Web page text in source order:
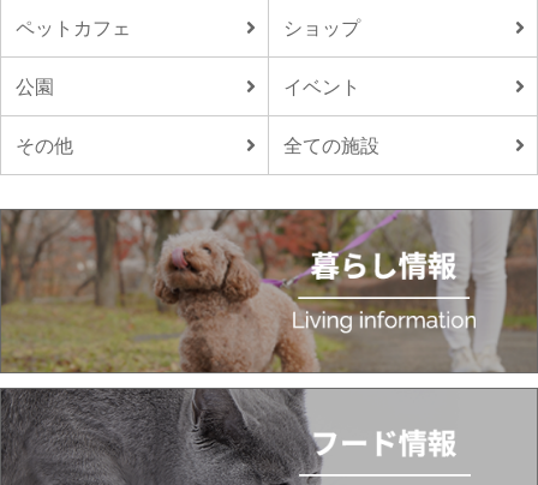
ペットカフェ ショップ
公園 イベント
その他 全ての施設